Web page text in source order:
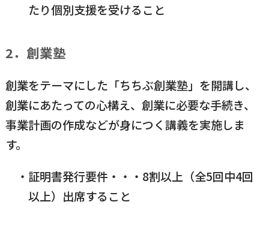
たり個別支援を受けること
2．創業塾
創業をテーマにした「ちちぶ創業塾」を開講し、
創業にあたっての心構え、創業に必要な手続き、
事業計画の作成などが身につく講義を実施しま
す。
証明書発行要件・・・8割以上（全5回中4回
以上）出席すること